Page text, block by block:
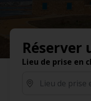
Réserver
Lieu de prise en